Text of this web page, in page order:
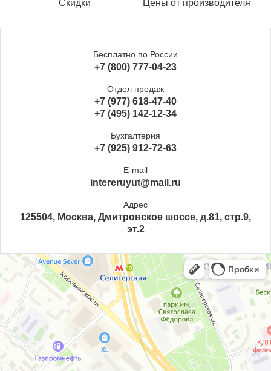
Скидки Цены от производителя
Бесплатно по России
+7 (800) 777-04-23
Отдел продаж
+7 (977) 618-47-40
+7 (495) 142-12-34
Бухгалтерия
+7 (925) 912-72-63
E-mail
intereruyut@mail.ru
Адрес
125504, Москва, Дмитровское шоссе, д.81, стр.9,
эт.2